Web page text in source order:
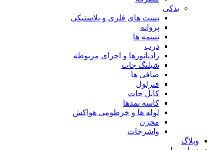
یدکی
بست های فلزی و پلاستیکی
پروانه
تسمه ها
درب
رادیاتورها و اجزای مربوطه
شیلنگ جات
صافی ها
فنرلول
کابل جات
کاسه نمدها
لوله ها و خرطومی هواکش
مخزن
واشرجات
وبلاگ